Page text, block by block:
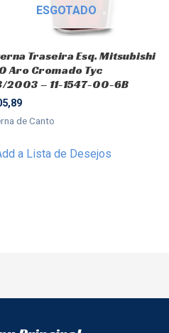
ESGOTADO
Traseira Esq. Mitsubishi
Aro Cromado Tyc
2003 – 11-1547-00-6B
de Canto
a Lista de Desejos